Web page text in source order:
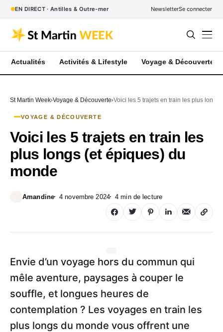
EN DIRECT · Antilles & Outre-mer NewsletterSe connecter
Actualités Activités & Lifestyle Voyage & Découverte
St Martin Week Voyage & Découverte Voici les 5 trajets en train les plus longs
VOYAGE & DÉCOUVERTE
Voici les 5 trajets en train les
plus longs (et épiques) du
monde
Amandine 4 novembre 2024 4 min de lecture
Envie d’un voyage hors du commun qui
mêle aventure, paysages à couper le
souffle, et longues heures de
contemplation ? Les voyages en train les
plus longs du monde vous offrent une